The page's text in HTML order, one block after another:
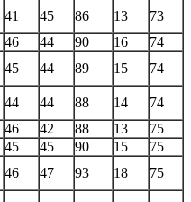
41 45 86 13
73
46 44 90 16
74
45 44 89 15 74
44 44 88 14
74
46 42 88 13
75
45 45 90 15
75
46 47 93 18 75